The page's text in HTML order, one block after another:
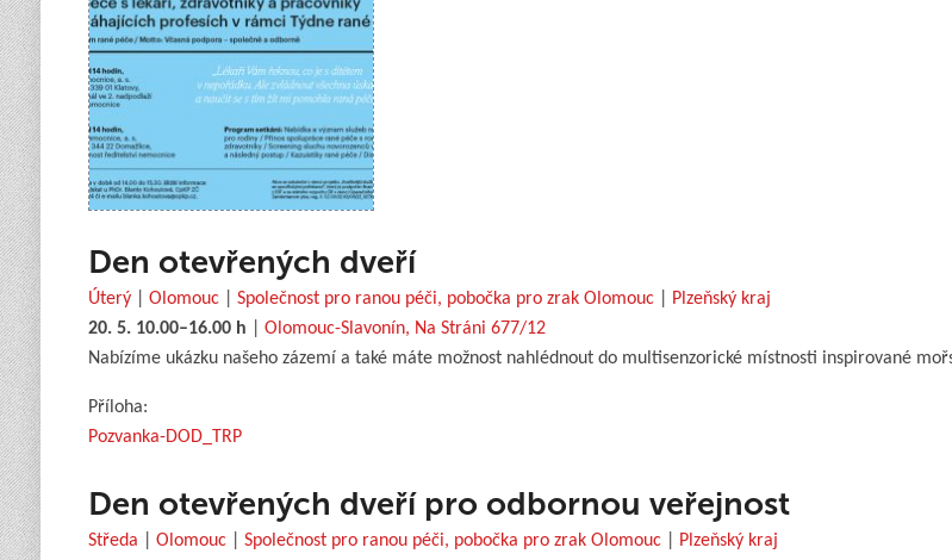
Den otevřených dveří
Úterý| Olomouc| Společnost pro ranou péči, pobočka pro zrak Olomouc|
Plzeňský kraj
20. 5. 10.00–16.00 h
Olomouc-Slavonín, Na Stráni 677/12
Nabízíme ukázku našeho zázemí a také máte možnost nahlédnout do multisenzorické místnosti inspirované
Příloha:
Pozvanka-DOD_TRP
Den otevřených dveří pro odbornou veřejnost
Středa Olomouc| Společnost pro ranou péči, pobočka pro zrak Olomouc|
Plzeňský kraj